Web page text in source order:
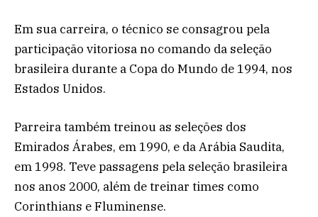
Em sua carreira, o técnico se consagrou pela
participação vitoriosa no comando da seleção
brasileira durante a Copa do Mundo de 1994, nos
Estados Unidos.
Parreira também treinou as seleções dos
Emirados Árabes, em 1990, e da Arábia Saudita,
em 1998. Teve passagens pela seleção brasileira
nos anos 2000, além de treinar times como
Corinthians e Fluminense.